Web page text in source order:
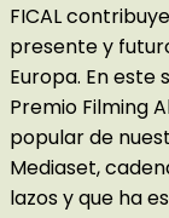
FICAL
presente y
Europa. En
Premio Filming
popular de
Mediaset,
lazos y que ha